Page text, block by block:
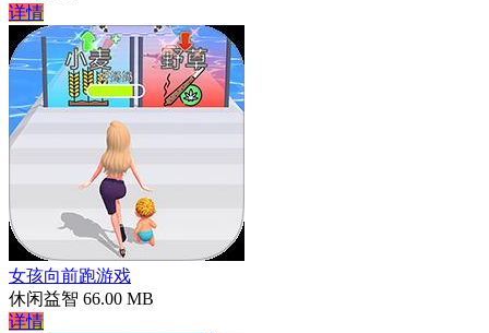
详情
女孩向前跑游戏
休闲益智 66.00 MB
详情